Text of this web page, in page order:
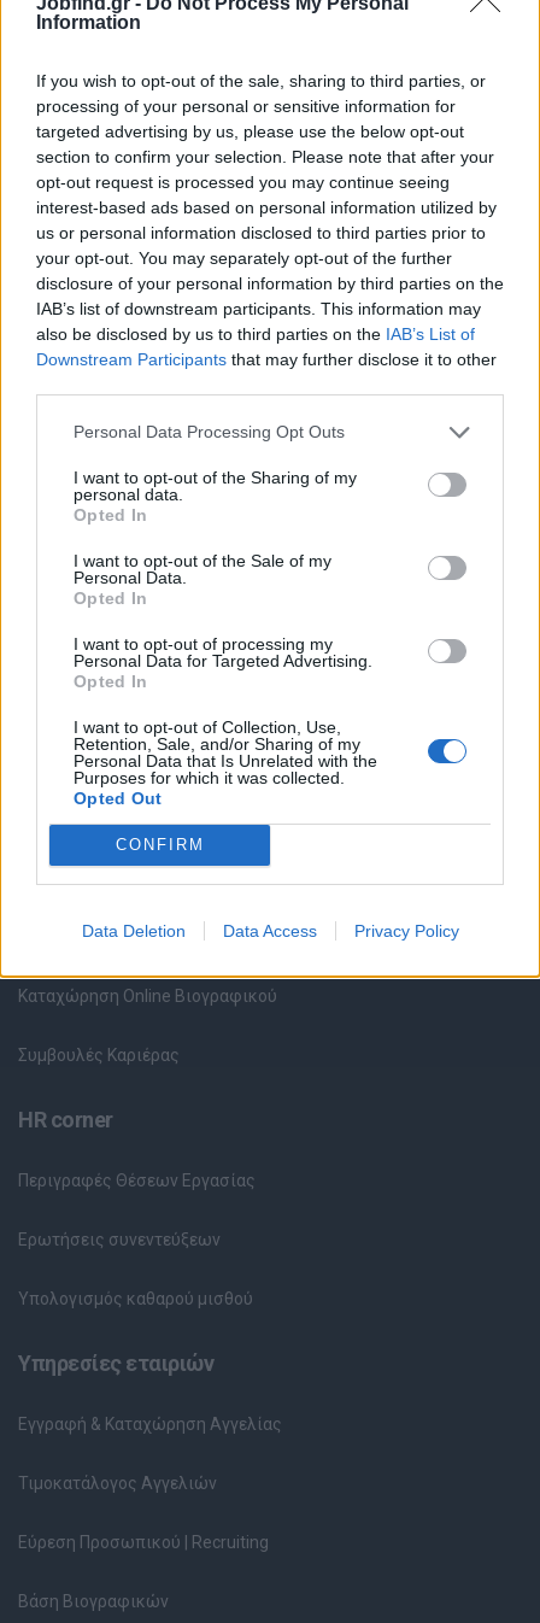
Information
If you wish to opt-out of the sale, sharing to third parties, or
processing of your personal or sensitive information for
targeted advertising by us, please use the below opt-out
section to confirm your selection. Please note that after your
opt-out request is processed you may continue seeing
interest-based ads based on personal information utilized by
us or personal information disclosed to third parties prior to
your opt-out. You may separately opt-out of the further
disclosure of your personal information by third parties on the
IAB’s list of downstream participants. This information may
also be disclosed by us to third parties on the IAB’s List of
Downstream Participants that may further disclose it to other
Personal Data Processing Opt Outs
I want to opt-out of the Sharing of my
personal data.
Opted In
I want to opt-out of the Sale of my
Personal Data.
Opted In
I want to opt-out of processing my
Personal Data for Targeted Advertising.
Opted In
I want to opt-out of Collection, Use,
Retention, Sale, and/or Sharing of my
Personal Data that Is Unrelated with the
Purposes for which it was collected.
Opted Out
CONFIRM
Data Deletion Data Access Privacy Policy
Να είναι συνεπής στο ωράριο και σε προθεσμίες
Παροχές
Απόλυτα υποστηρικτικό περιβάλλον με σεβασμό στον
εργαζόμενο-η
Δυνατότητα προσαρμογής του ωρομίσθιου αναλόγως των
προσόντων
Δίνονται όλα τα ένσημα και τα επιδόματα.
Θέσεις εργασίας
Όλες οι Θέσεις Εργασίας
Θέσεις Εργασίας ανά Ειδικότητα
Θέσεις Εργασίας ανά Εταιρεία
Κέντρο Βοήθειας
Υπηρεσίες υποψηφίων
Καταχώρηση Online Βιογραφικού
Συμβουλές Καριέρας
HR corner
Περιγραφές Θέσεων Εργασίας
Ερωτήσεις συνεντεύξεων
Υπολογισμός καθαρού μισθού
Υπηρεσίες εταιριών
Εγγραφή & Καταχώρηση Αγγελίας
Τιμοκατάλογος Αγγελιών
Εύρεση Προσωπικού | Recruiting
Βάση Βιογραφικών